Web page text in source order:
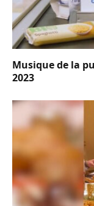
Musique de la
2023